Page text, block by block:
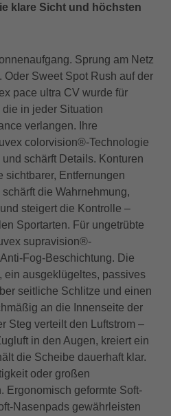
klare Sicht und höchsten
Sprung am Netz
Oder Sweet Spot Rush auf der
pace ultra CV wurde für
in jeder Situation
verlangen. Ihre
colorvision®-Technologie
schärft Details. Konturen
sichtbarer, Entfernungen
die Wahrnehmung,
steigert die Kontrolle –
Sportarten. Für ungetrübte
supravision®-
Fog-Beschichtung. Die
ein ausgeklügeltes, passives
seitliche Schlitze und einen
an die Innenseite der
Steg verteilt den Luftstrom –
in den Augen, kreiert ein
die Scheibe dauerhaft klar.
oder großen
Ergonomisch geformte Soft-
Nasenpads gewährleisten